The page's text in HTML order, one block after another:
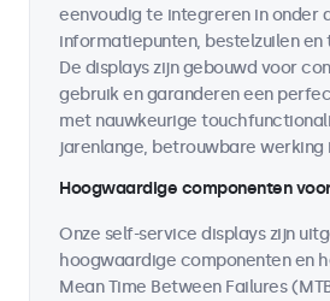
eenvoudig te integreren in onder
informatiepunten, bestelzuilen
De displays zijn gebouwd voor
gebruik en garanderen een
met nauwkeurige
jarenlange, betrouwbare werking
Hoogwaardige componenten
Onze self-service displays zijn
hoogwaardige componenten en
Mean Time Between Failures